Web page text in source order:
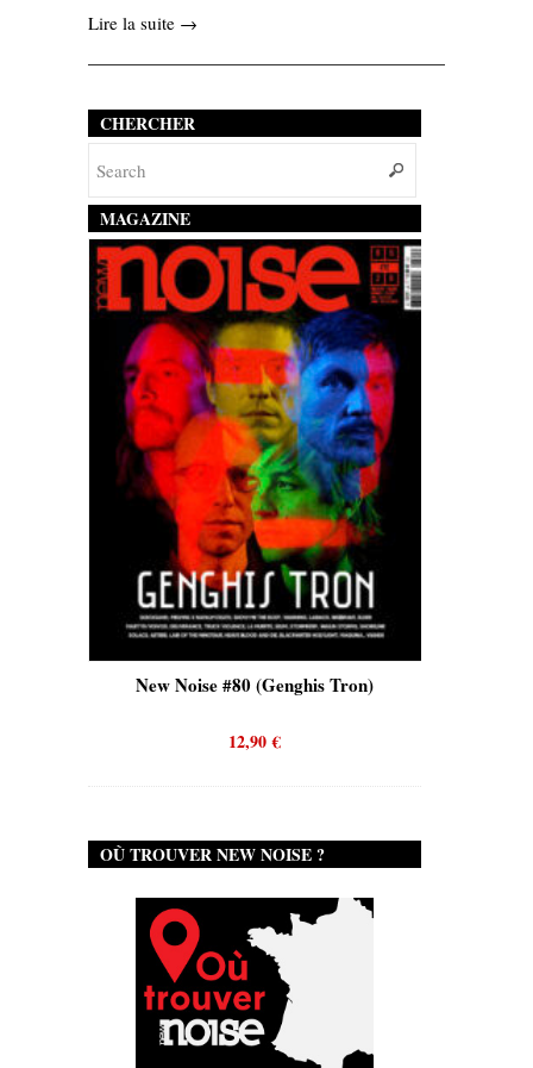
Lire la suite →
CHERCHER
MAGAZINE
New Noise #80 (Genghis Tron)
12,90€
OÙ TROUVER NEW NOISE ?